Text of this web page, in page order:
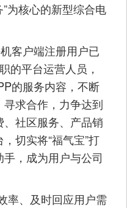
为核心的新型综合电
客户端注册用户已
的平台运营人员，
的服务内容，不断
求合作，力争达到
社区服务、产品销
切实将“福气宝”打
，成为用户与公司
、及时回应用户需